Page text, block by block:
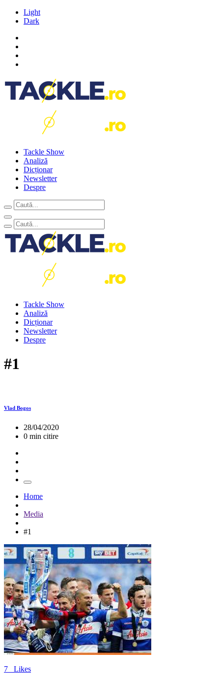
Light
Dark
Tackle Show
Analiză
Dicționar
Newsletter
Despre
Tackle Show
Analiză
Dicționar
Newsletter
Despre
#1
Vlad Bogos
28/04/2020
0 min citire
Home
Media
#1
7 Likes